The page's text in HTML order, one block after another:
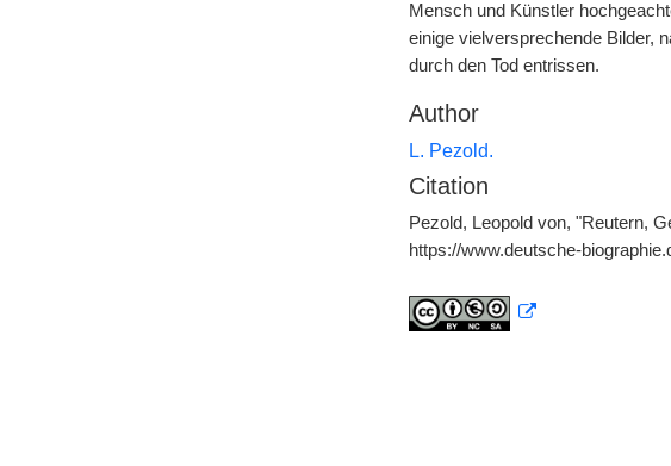
Mensch und Künstler
einige vielversprechende Bilder,
durch den Tod entrissen.
Author
L. Pezold.
Citation
Pezold, Leopold von, "Reutern,
https://www.deutsche-